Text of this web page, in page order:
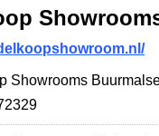
Showrooms